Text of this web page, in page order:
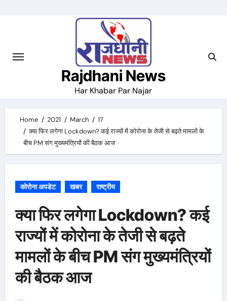
Rajdhani News
Har Khabar Par Najar
Home 2021 March
17
क्या फिर लगेगा Lockdown? कई राज्यों में कोरोना के तेजी से बढ़ते मामलों के
बीच PM संग मुख्यमंत्रियों की बैठक आज
कोरोना अपडेट खबर राष्ट्रीय
क्या फिर लगेगा Lockdown? कई
राज्यों में कोरोना के तेजी से बढ़ते
मामलों के बीच PM संग मुख्यमंत्रियों
की बैठक आज